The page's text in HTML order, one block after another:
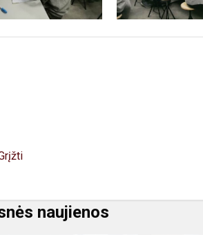
naujienos